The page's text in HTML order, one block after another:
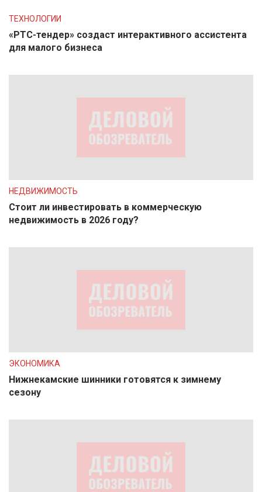
ТЕХНОЛОГИИ
«РТС-тендер» создаст интерактивного ассистента
для малого бизнеса
НЕДВИЖИМОСТЬ
Стоит ли инвестировать в коммерческую
недвижимость в 2026 году?
ЭКОНОМИКА
Нижнекамские шинники готовятся к зимнему
сезону